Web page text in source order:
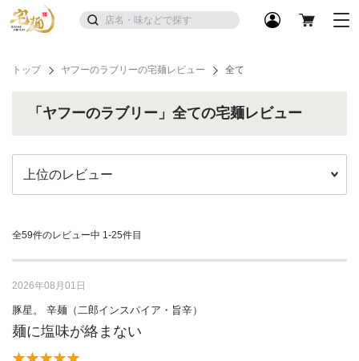
トップ ヤフーのラブリーの宅麺レビュー 全て
「ヤフーのラブリー」全ての宅麺レビュー
全59件のレビュー中 1-25件目
2026年08月01日
豚星。 辛麺（二郎インスパイア・旨辛）
麺に塩味が絡まない